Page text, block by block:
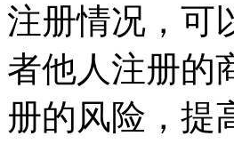
注册情况，可
者他人注册的
册的风险，提